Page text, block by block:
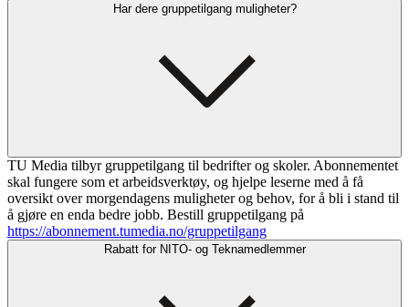
Har dere gruppetilgang muligheter?
TU Media tilbyr gruppetilgang til bedrifter og skoler. Abonnementet
skal fungere som et arbeidsverktøy, og hjelpe leserne med å få
oversikt over morgendagens muligheter og behov, for å bli i stand til
å gjøre en enda bedre jobb. Bestill gruppetilgang på
https://abonnement.tumedia.no/gruppetilgang
Rabatt for NITO- og Teknamedlemmer